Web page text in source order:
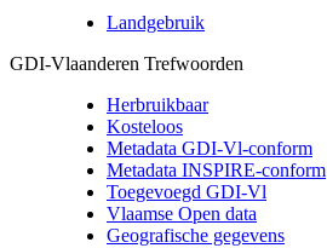
Landgebruik
GDI-Vlaanderen Trefwoorden
Herbruikbaar
Kosteloos
Metadata GDI-Vl-conform
Metadata INSPIRE-conform
Toegevoegd GDI-Vl
Vlaamse Open data
Geografische gegevens